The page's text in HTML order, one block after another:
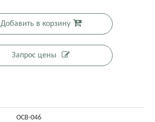
Добавить в корзину
Запрос цены
OCB-046